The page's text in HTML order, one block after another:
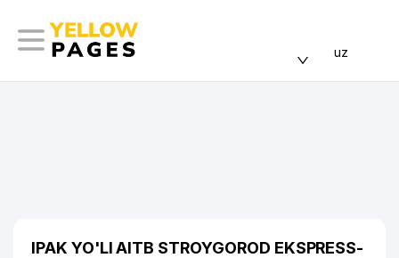
uz
IPAK YO'LI AITB STROYGOROD EKSPRESS-